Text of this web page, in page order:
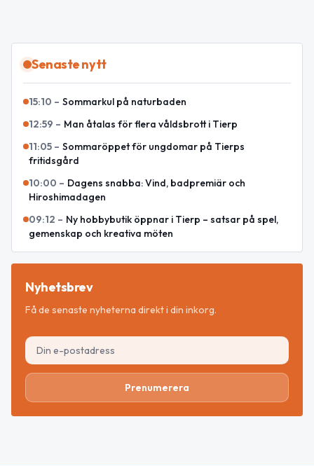
Senaste nytt
15:10 – Sommarkul på naturbaden
12:59 – Man åtalas för flera våldsbrott i Tierp
11:05 – Sommaröppet för ungdomar på Tierps
fritidsgård
10:00 – Dagens snabba: Vind, badpremiär och
Hiroshimadagen
09:12 – Ny hobbybutik öppnar i Tierp – satsar på spel,
gemenskap och kreativa möten
Nyhetsbrev
Få de senaste nyheterna direkt i din inkorg.
Prenumerera